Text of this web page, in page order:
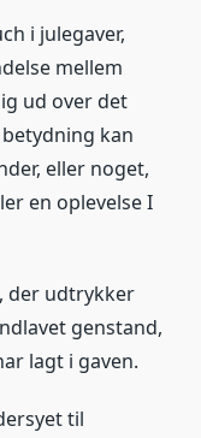
i julegaver,
mellem
ud over det
kan
eller noget,
en oplevelse I
der udtrykker
genstand,
lagt i gaven.
til